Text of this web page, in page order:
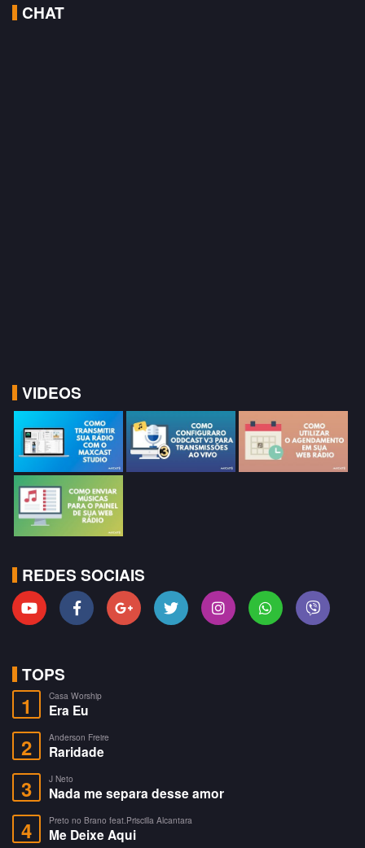
CHAT
VIDEOS
REDES SOCIAIS
TOPS
1 Casa Worship
Era Eu
2 Anderson Freire
Raridade
3 J Neto
Nada me separa desse amor
4 Preto no Brano feat.Priscilla Alcantara
Me Deixe Aqui